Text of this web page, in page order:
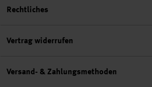
Rechtliches
Vertrag widerrufen
Versand- & Zahlungsmethoden